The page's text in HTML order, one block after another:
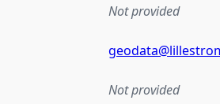
Not provided
Not provided